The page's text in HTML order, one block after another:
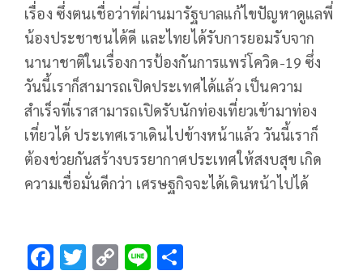
เรื่อง ซึ่งตนเชื่อว่าที่ผ่านมารัฐบาลแก้ไขปัญหาดูแลพี่
น้องประชาชนได้ดี และไทยได้รับการยอมรับจาก
นานาชาติในเรื่องการป้องกันการแพร่โควิด-19 ซึ่ง
วันนี้เราก็สามารถเปิดประเทศได้แล้ว เป็นความ
สำเร็จที่เราสามารถเปิดรับนักท่องเที่ยวเข้ามาท่อง
เที่ยวได้ ประเทศเราเดินไปข้างหน้าแล้ว วันนี้เราก็
ต้องช่วยกันสร้างบรรยากาศประเทศให้สงบสุข เกิด
ความเชื่อมั่นดีกว่า เศรษฐกิจจะได้เดินหน้าไปได้
F T C Li